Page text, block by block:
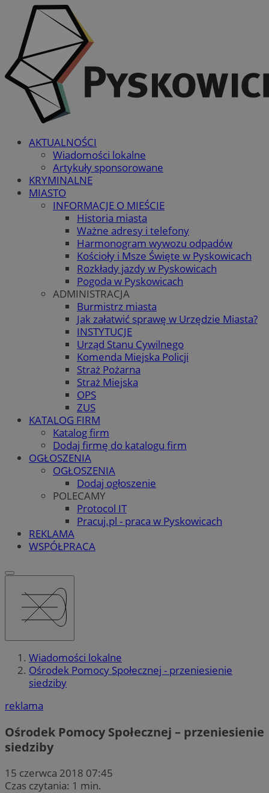
AKTUALNOŚCI
Wiadomości lokalne
Artykuły sponsorowane
KRYMINALNE
MIASTO
INFORMACJE O MIEŚCIE
Historia miasta
Ważne adresy i telefony
Harmonogram wywozu odpadów
Kościoły i Msze Święte w Pyskowicach
Rozkłady jazdy w Pyskowicach
Pogoda w Pyskowicach
ADMINISTRACJA
Burmistrz miasta
Jak załatwić sprawę w Urzędzie Miasta?
INSTYTUCJE
Urząd Stanu Cywilnego
Komenda Miejska Policji
Straż Pożarna
Straż Miejska
OPS
ZUS
KATALOG FIRM
Katalog firm
Dodaj firmę do katalogu firm
OGŁOSZENIA
OGŁOSZENIA
Dodaj ogłoszenie
POLECAMY
Protocol IT
Pracuj.pl - praca w Pyskowicach
REKLAMA
WSPÓŁPRACA
Wiadomości lokalne
Ośrodek Pomocy Społecznej - przeniesienie
siedziby
reklama
Ośrodek Pomocy Społecznej – przeniesienie
siedziby
15 czerwca 2018 07:45
Czas czytania: 1 min.